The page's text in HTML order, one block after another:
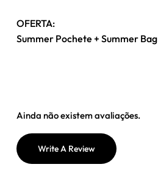
OFERTA:
Summer Pochete + Summer Bag
Ainda não existem avaliações.
Write A Review